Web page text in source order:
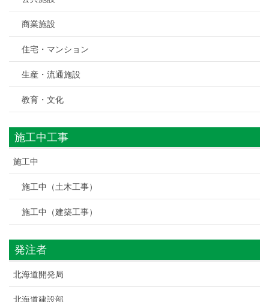
商業施設
住宅・マンション
生産・流通施設
教育・文化
施工中工事
施工中
施工中（土木工事）
施工中（建築工事）
発注者
北海道開発局
北海道建設部